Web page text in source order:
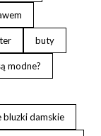
buty
modne?
bluzki damskie